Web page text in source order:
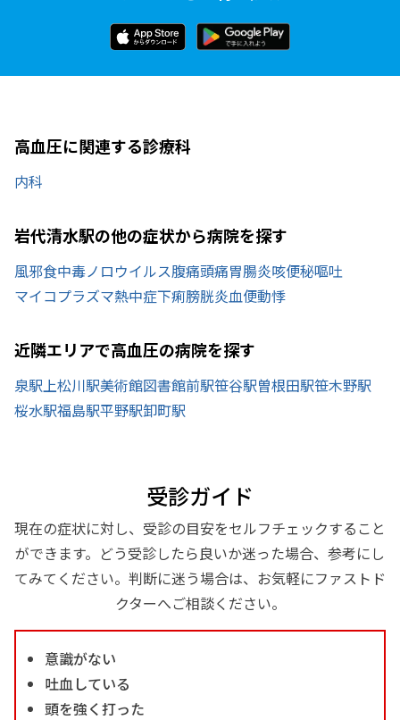
高血圧に関連する診療科
内科
岩代清水駅の他の症状から病院を探す
風邪食中毒ノロウイルス腹痛頭痛胃腸炎咳便秘嘔吐
マイコプラズマ熱中症下痢膀胱炎血便動悸
近隣エリアで高血圧の病院を探す
泉駅 上松川駅美術館図書館前駅笹谷駅曽根田駅笹木野駅
桜水駅福島駅平野駅卸町駅
受診ガイド
現在の症状に対し、受診の目安をセルフチェックすること
ができます。どう受診したら良いか迷った場合、参考にし
てみてください。判断に迷う場合は、お気軽にファストド
クターへご相談ください。
意識がない
吐血している
頭を強く打った